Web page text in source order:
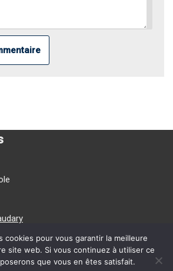
cookies pour vous garantir la meilleure
site web. Si vous continuez à utiliser ce
que vous en êtes satisfait.